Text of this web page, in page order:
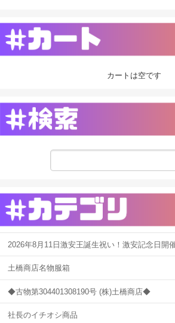
カートは空です
2026年8月11日激安王誕生祝い！激安記念日開
土橋商店名物服箱
◆古物第304401308190号 (株)土橋商店◆
社長のイチオシ商品